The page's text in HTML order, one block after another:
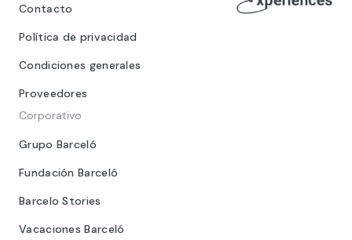
Contacto
Política de privacidad
Condiciones generales
Proveedores
Corporativo
Grupo Barceló
Fundación Barceló
Barcelo Stories
Vacaciones Barceló